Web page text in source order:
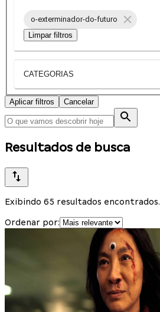
o-exterminador-do-futuro
Limpar filtros
CATEGORIAS
Aplicar filtros Cancelar
Resultados de busca
Exibindo 65 resultados encontrados.
Ordenar por: